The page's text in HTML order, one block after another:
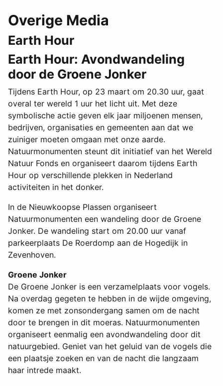
Overige Media
Earth Hour
Earth Hour: Avondwandeling
door de Groene Jonker
Tijdens Earth Hour, op 23 maart om 20.30 uur, gaat
overal ter wereld 1 uur het licht uit. Met deze
symbolische actie geven elk jaar miljoenen mensen,
bedrijven, organisaties en gemeenten aan dat we
zuiniger moeten omgaan met onze aarde.
Natuurmonumenten steunt dit initiatief van het Wereld
Natuur Fonds en organiseert daarom tijdens Earth
Hour op verschillende plekken in Nederland
activiteiten in het donker.
In de Nieuwkoopse Plassen organiseert
Natuurmonumenten een wandeling door de Groene
Jonker. De wandeling start om 20.00 uur vanaf
parkeerplaats De Roerdomp aan de Hogedijk in
Zevenhoven.
Groene Jonker
De Groene Jonker is een verzamelplaats voor vogels.
Na overdag gegeten te hebben in de wijde omgeving,
komen ze met zonsondergang samen om de nacht
door te brengen in dit moeras. Natuurmonumenten
organiseert eenmalig een avondwandeling door dit
natuurgebied. Geniet van het geluid van de vogels die
een plaatsje zoeken en van de nacht die langzaam
haar intrede maakt.